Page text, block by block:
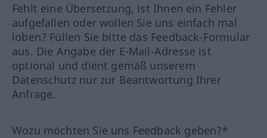
Fehlt eine Übersetzung, ist Ihnen ein Fehler
aufgefallen oder wollen Sie uns einfach mal
loben? Füllen Sie bitte das Feedback-Formular
aus. Die Angabe der E-Mail-Adresse ist
optional und dient gemäß unserem
Datenschutz nur zur Beantwortung Ihrer
Anfrage.
Wozu möchten Sie uns Feedback geben?*